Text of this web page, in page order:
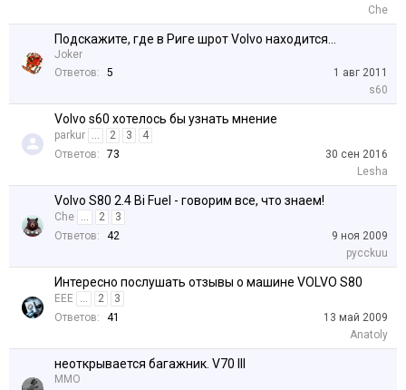
Che
Подскажите, где в Риге шрот Volvo находится...
Joker
Ответов:
5
1 авг 2011
s60
Volvo s60 хотелось бы узнать мнение
parkur ... 2 3
4
Ответов:
73
30 сен 2016
Lesha
Volvo S80 2.4 Bi Fuel - говорим все, что знаем!
Che ... 2
3
Ответов:
42
9 ноя 2009
pycckuu
Интересно послушать отзывы о машине VOLVO S80
EEE ... 2
3
Ответов:
41
13 май 2009
Anatoly
неоткрывается багажник. V70 III
MMO